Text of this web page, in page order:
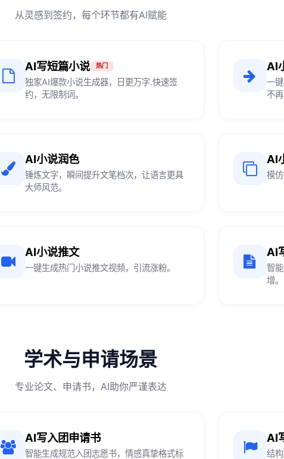
从灵感到签约，每个环节都有AI赋能
AI写短篇小说 热门
独家AI爆款小说生成器，日更万字.快速签
约，无限制词。
AI
一
不再
AI小说润色
锤炼文字，瞬间提升文笔档次，让语言更具
大师风范。
AI
模
AI小说推文
一键生成热门小说推文视频，引流涨粉。
AI
智
增。
学术与申请场景
专业论文、申请书，AI助你严谨表达
AI写入团申请书
智能生成规范入团志愿书，情感真挚格式标
AI
结